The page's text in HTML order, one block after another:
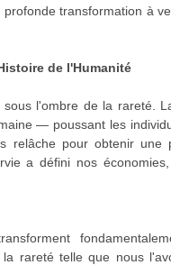
transformation à
de l'Humanité
l'ombre de la rareté.
— poussant les
relâche pour obtenir une
a défini nos
rareté telle que nous